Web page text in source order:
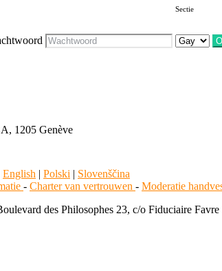
Sectie
1205 Genève
English | Polski | Slovenščina
- Charter van vertrouwen - Moderatie
des Philosophes 23, c/o Fiduciaire